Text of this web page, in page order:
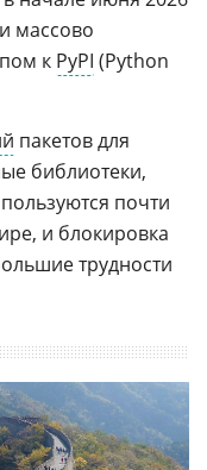
массово
к PyPI (Python
пакетов для
библиотеки,
почти
и блокировка
трудности